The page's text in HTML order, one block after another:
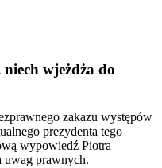
wjeżdża do
zakazu występów
prezydenta tego
wypowiedź Piotra
uwag prawnych.